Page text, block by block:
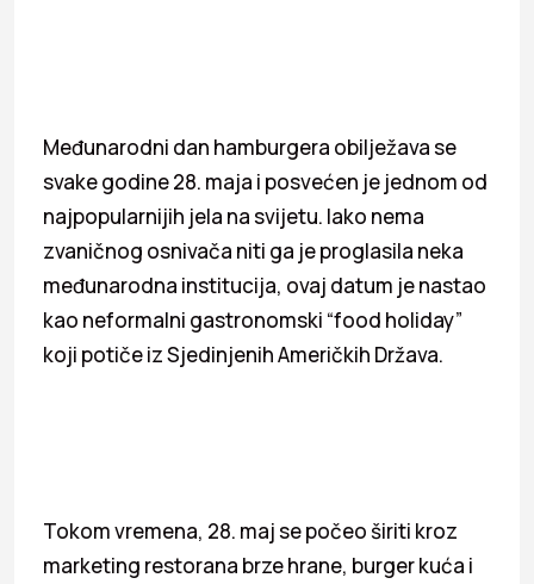
Međunarodni dan hamburgera obilježava se
svake godine 28. maja i posvećen je jednom od
najpopularnijih jela na svijetu. Iako nema
zvaničnog osnivača niti ga je proglasila neka
međunarodna institucija, ovaj datum je nastao
kao neformalni gastronomski “food holiday”
koji potiče iz Sjedinjenih Američkih Država.
Tokom vremena, 28. maj se počeo širiti kroz
marketing restorana brze hrane, burger kuća i